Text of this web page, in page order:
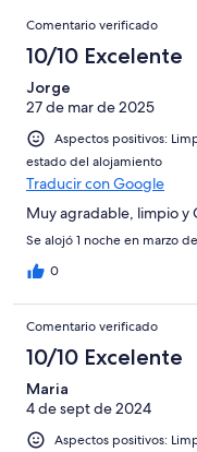
puntuación
Normal
una
puntuación
Mediocre
145
una
puntuación
de
Horrible
Comentarios
Comentario verificado
10/10 Excelente
Jorge
27 de mar de 2025
Aspectos positivos:
estado del alojamiento
Traducir con Google
Muy agradable, limpio y
Se alojó 1 noche en marzo
0
Comentario verificado
10/10 Excelente
Maria
4 de sept de 2024
Aspectos positivos: